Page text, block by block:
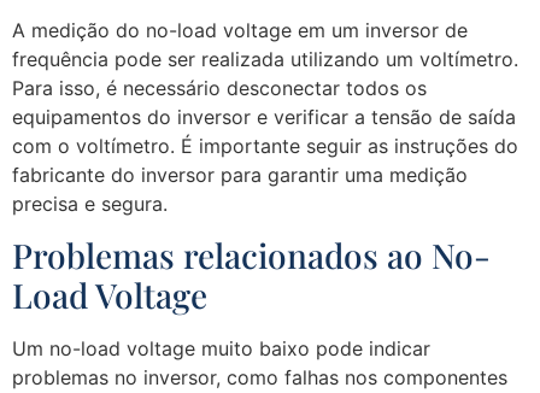
A medição do no-load voltage em um inversor de
frequência pode ser realizada utilizando um voltímetro.
Para isso, é necessário desconectar todos os
equipamentos do inversor e verificar a tensão de saída
com o voltímetro. É importante seguir as instruções do
fabricante do inversor para garantir uma medição
precisa e segura.
Problemas relacionados ao No-
Load Voltage
Um no-load voltage muito baixo pode indicar
problemas no inversor, como falhas nos componentes